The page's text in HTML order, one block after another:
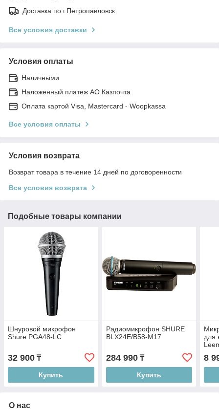
Доставка по г.Петропавловск
Все условия доставки
Условия оплаты
Наличными
Наложенный платеж АО Казпочта
Оплата картой Visa, Mastercard - Woopkassa
Все условия оплаты
Условия возврата
Возврат товара в течение 14 дней по договоренности
Все условия возврата
Подобные товары компании
Шнуровой микрофон
Shure PGA48-LC
32 900 ₸
Купить
Радиомикрофон SHURE
BLX24E/B58-M17
284 990₸
Купить
для
8
О нас